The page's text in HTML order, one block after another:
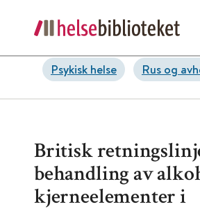
Psykisk helse Rus og
Britisk
behandling av
kjerneelementer i